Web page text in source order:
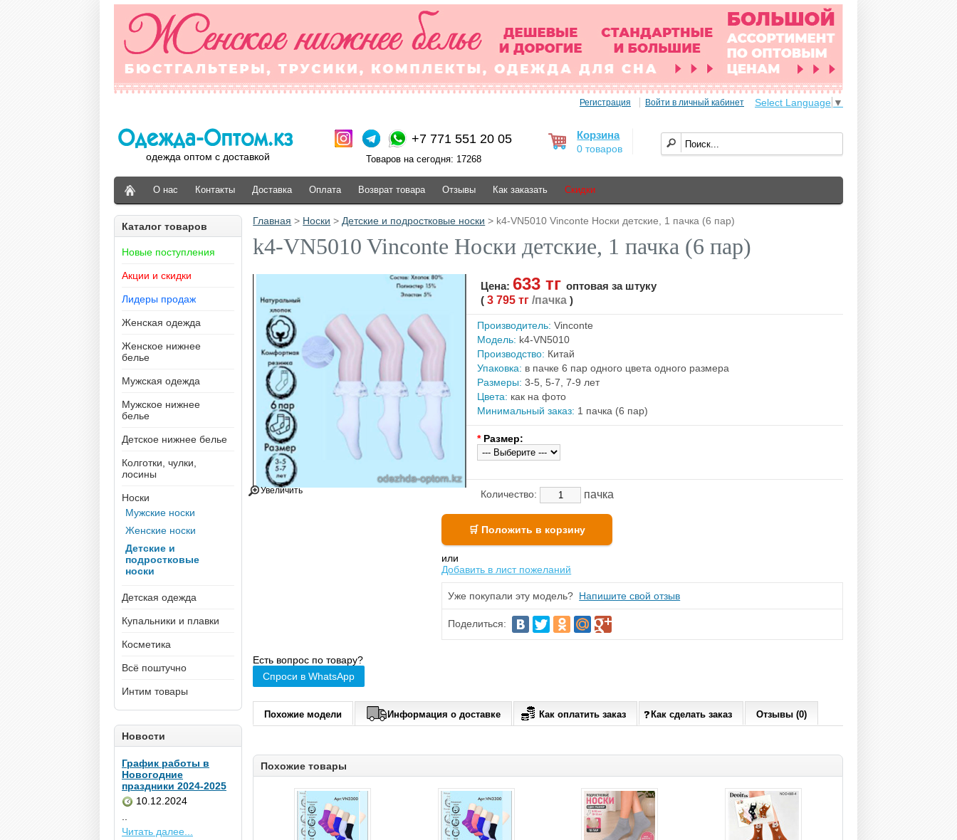
Регистрация Войти в личный кабинет Select Language ▼
одежда оптом с доставкой
+7 771 551 20 05
Товаров на сегодня: 17268
Корзина
0 товаров
О нас Контакты Доставка Оплата Возврат товара Отзывы Как заказать Скидки
Каталог товаров
Новые поступления
Акции и скидки
Лидеры продаж
Женская одежда
Женское нижнее
белье
Мужская одежда
Мужское нижнее
белье
Детское нижнее белье
Колготки, чулки,
лосины
Носки
Мужские носки
Женские носки
Детские и
подростковые
носки
Детская одежда
Купальники и плавки
Косметика
Всё поштучно
Интим товары
Главная > Носки > Детские и подростковые носки > k4-VN5010 Vinconte Носки детские, 1 пачка (6 пар)
k4-VN5010 Vinconte Носки детские, 1 пачка (6 пар)
Увеличить
Цена:633 тгоптовая за штуку
(3 795 тг/пачка)
Производитель: Vinconte
Модель: k4-VN5010
Производство: Китай
Упаковка: в пачке 6 пар одного цвета одного размера
Размеры: 3-5, 5-7, 7-9 лет
Цвета: как на фото
Минимальный заказ: 1 пачка (6 пар)
* Размер:
Количество: пачка
или
Добавить в лист пожеланий
Уже покупали эту модель? Напишите свой отзыв
Поделиться:
Есть вопрос по товару?
Спроси в WhatsApp
Похожие модели Информация о доставке Как оплатить заказ Как сделать заказ Отзывы (0)
Похожие товары
Новости
График работы в
Новогодние
праздники 2024-2025
10.12.2024
..
Читать далее...